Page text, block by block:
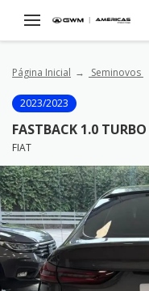
Página Inicial Seminovos
2023/2023
FASTBACK 1.0
FIAT